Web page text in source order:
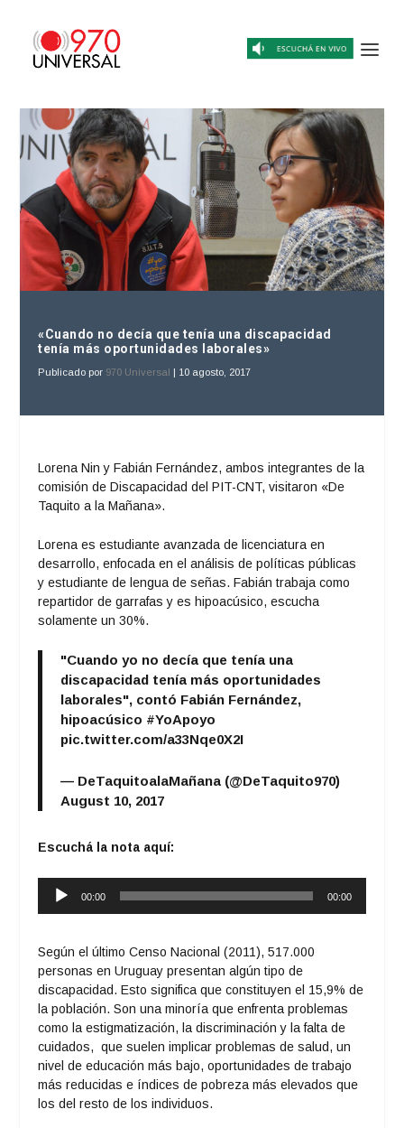
«Cuando no decía que tenía una discapacidad
tenía más oportunidades laborales»
Publicado por 970 Universal | 10 agosto, 2017
Lorena Nin y Fabián Fernández, ambos integrantes de la
comisiónde Discapacidad del PIT-CNT, visitaron «De
Taquito a la Mañana».
Lorena es estudiante avanzada de licenciatura en
desarrollo, enfocada en el análisis de políticas públicas
y estudiante de lengua de señas. Fabián trabaja como
repartidor de garrafas y es hipoacúsico, escucha
solamente un 30%.
"Cuando yo no decía que tenía una
discapacidad tenía más oportunidades
laborales", contó Fabián Fernández,
hipoacúsico #YoApoyo
pic.twitter.com/a33Nqe0X2I
— DeTaquitoalaMañana (@DeTaquito970)
August 10, 2017
Escuchá la nota aquí:
Reproductor
00:00 00:00
Según el último Censo Nacional (2011), 517.000
personas en Uruguay presentan algún tipo de
discapacidad. Esto significa que constituyen el 15,9% de
la población. Son una minoría que enfrenta problemas
como la estigmatización, la discriminación y la falta de
cuidados, que suelen implicar problemas de salud, un
nivel de educación más bajo, oportunidades de trabajo
más reducidas e índices de pobreza más elevados que
los del resto de los individuos.